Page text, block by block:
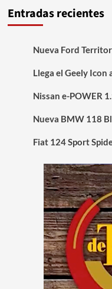
Entradas recientes
Nueva Ford
Llega el Geely Icon
Nissan e-POWER
Nueva BMW 118
Fiat 124 Sport